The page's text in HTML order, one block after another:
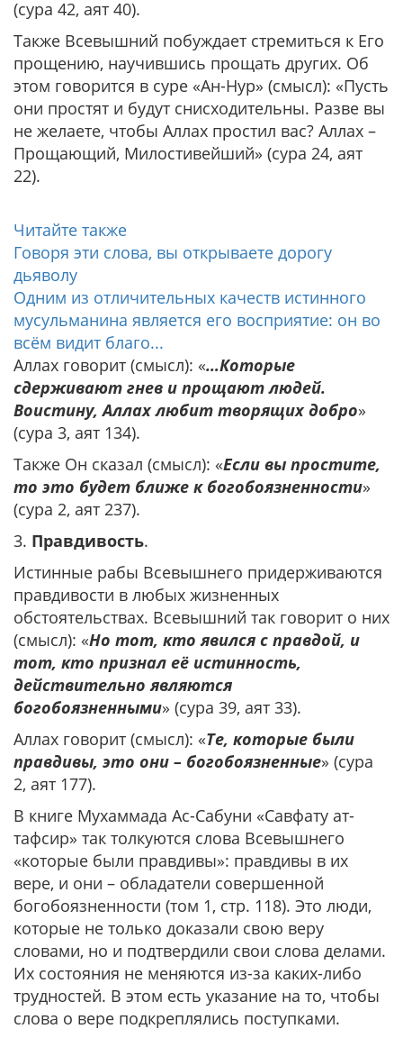
(сура 42, аят 40).
Также Всевышний побуждает стремиться к Его
прощению, научившись прощать других. Об
этом говорится в суре «Ан-Нур» (смысл): «Пусть
они простят и будут снисходительны. Разве вы
не желаете, чтобы Аллах простил вас? Аллах –
Прощающий, Милостивейший» (сура 24, аят
22).
Читайте также
Говоря эти слова, вы открываете дорогу
дьяволу
Одним из отличительных качеств истинного
мусульманина является его восприятие: он во
всём видит благо...
Аллах говорит (смысл): «…Которые
сдерживают гнев и прощают людей.
Воистину, Аллах любит творящих добро»
(сура 3, аят 134).
Также Он сказал (смысл): «Если вы простите,
то это будет ближе к богобоязненности»
(сура 2, аят 237).
3. Правдивость.
Истинные рабы Всевышнего придерживаются
правдивости в любых жизненных
обстоятельствах. Всевышний так говорит о них
(смысл): «Но тот, кто явился с правдой, и
тот, кто признал её истинность,
действительно являются
богобоязненными» (сура 39, аят 33).
Аллах говорит (смысл): «Те, которые были
правдивы, это они – богобоязненные» (сура
2, аят 177).
В книге Мухаммада Ас-Сабуни «Савфату ат-
тафсир» так толкуются слова Всевышнего
«которые были правдивы»: правдивы в их
вере, и они – обладатели совершенной
богобоязненности (том 1, стр. 118). Это люди,
которые не только доказали свою веру
словами, но и подтвердили свои слова делами.
Их состояния не меняются из-за каких-либо
трудностей. В этом есть указание на то, чтобы
слова о вере подкреплялись поступками.